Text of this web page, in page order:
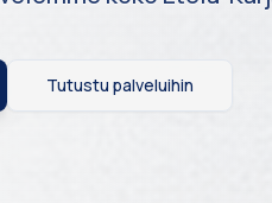
Tutustu palveluihin